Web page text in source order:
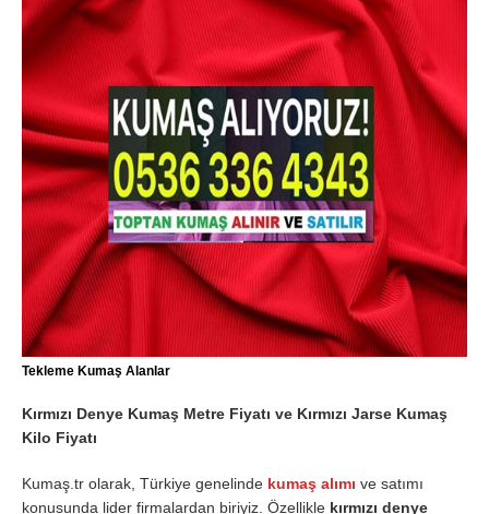
Tekleme Kumaş Alanlar
Kırmızı Denye Kumaş Metre Fiyatı ve Kırmızı Jarse Kumaş
Kilo Fiyatı
Kumaş.tr olarak, Türkiye genelinde kumaş alımı ve satımı
konusunda lider firmalardan biriyiz. Özellikle kırmızı denye